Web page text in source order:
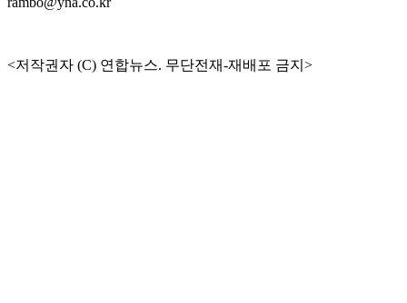
<저작권자 (C) 연합뉴스. 무단전재-재배포 금지>